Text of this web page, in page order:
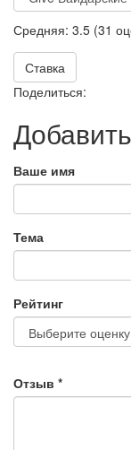
Средняя: 3.5 (31
Ставка
Поделиться:
Ваше имя
Тема
Рейтинг
Отзыв *